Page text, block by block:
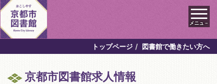
メニュ－
トップページ 図書館で働きたい方へ
京都市図書館求人情報